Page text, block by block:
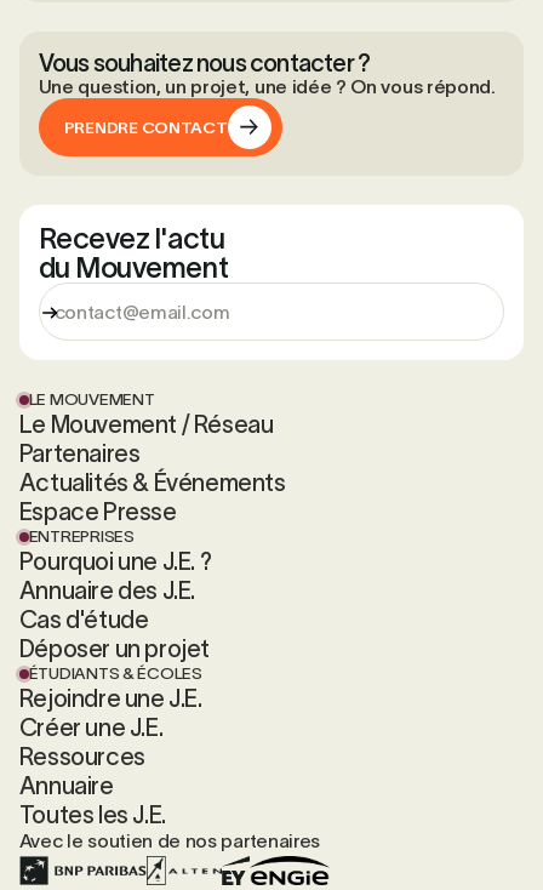
Vous souhaitez nous contacter ?
Une question, un projet, une idée ? On vous répond.
PRENDRE CONTACT
Recevez l'actu
du Mouvement
LE MOUVEMENT
Le Mouvement / Réseau
Partenaires
Actualités & Événements
Espace Presse
ENTREPRISES
Pourquoi une J.E. ?
Annuaire des J.E.
Cas d'étude
Déposer un projet
ÉTUDIANTS & ÉCOLES
Rejoindre une J.E.
Créer une J.E.
Ressources
Annuaire
Toutes les J.E.
Avec le soutien de nos partenaires